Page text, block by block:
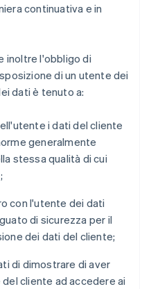
continuativa e in
inoltre l'obbligo di
di un utente dei
dati è tenuto a:
i dati del cliente
generalmente
stessa qualità di cui
con l'utente dei dati
di sicurezza per il
dei dati del cliente;
di dimostrare di aver
cliente ad accedere ai